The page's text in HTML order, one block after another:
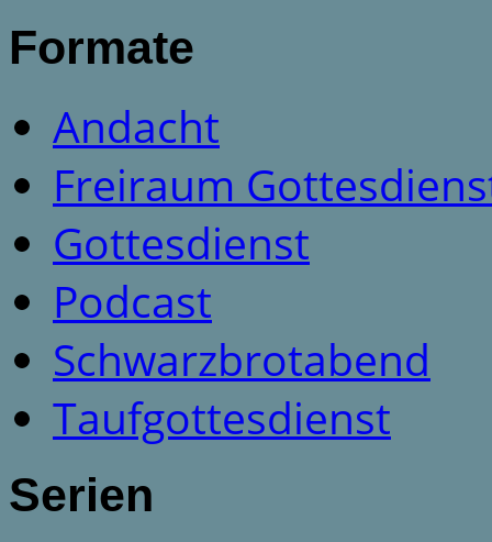
Formate
Andacht
Freiraum
Gottesdienst
Podcast
Schwarzbrotabend
Taufgottesdienst
Serien